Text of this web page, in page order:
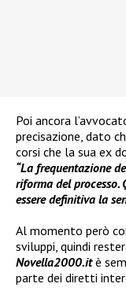
Poi ancora
precisazione, dato
corsi che la sua ex
“La frequentazione
riforma del processo.
essere definitiva la
Al momento però
sviluppi, quindi
Novella2000.itè
parte dei diretti